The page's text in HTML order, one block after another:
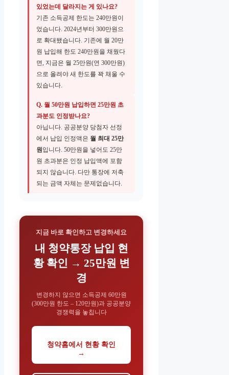
있었는데 달라지는 게 있나요?
기존 소득공제 한도는 240만원이
었습니다. 2024년부터 300만원으
로 확대됐습니다. 기존에 월 20만
원 납입해 한도 240만원을 채웠다
면, 지금은 월 25만원(연 300만원)
으로 올려야 새 한도를 꽉 채울 수
있습니다.
Q. 월 50만원 납입하면 25만원 초
과분도 인정받나요?
아닙니다. 공공분양 당첨자 선정
에서 납입 인정액은 월 최대 25만
원입니다. 50만원을 넣어도 25만
원 초과분은 인정 납입액에 포함
되지 않습니다. 다만 통장에 저축
되는 금액 자체는 문제없습니다.
지금 바로 확인하고 변경하세요
내 청약통장 납입 현
황 확인 → 25만원 변
경
변경하지 않으면 소득공제 60만원
(300만원 한도 – 120만원)과 공공분양
경쟁력을 놓칩니다
청약홈에서 현황 확인
→